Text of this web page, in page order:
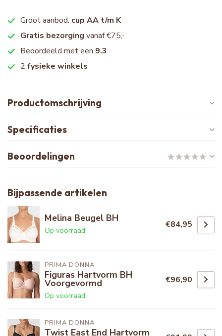
Groot aanbod: cup AA t/m K
Gratis bezorging vanaf €75,-
Beoordeeld met een 9.3
2 fysieke winkels
Productomschrijving
Specificaties
Beoordelingen
Bijpassende artikelen
Melina Beugel BH
Op voorraad
€84,95
PRIMA DONNA
Figuras Hartvorm BH
Voorgevormd
Op voorraad
€96,90
PRIMA DONNA
Twist East End Hartvorm